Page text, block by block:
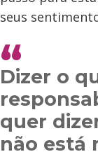
seus
Dizer o
quer
não está